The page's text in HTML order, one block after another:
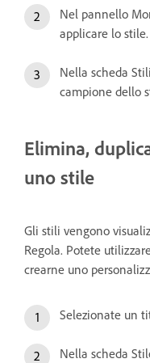
Nel pannello
applicare lo stile.
Nella scheda
campione dello
Elimina,
uno stile
Gli stili vengono
Regola. Potete
crearne uno
Selezionate un
Nella scheda